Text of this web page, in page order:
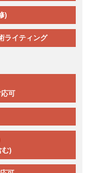
)
ライティング
可
む)